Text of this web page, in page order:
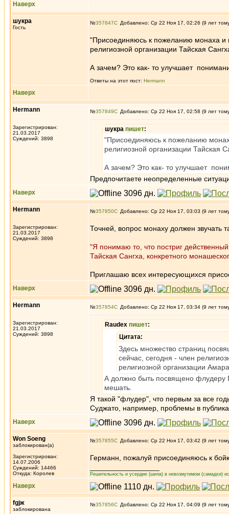
Наверх
шукра
Гость
№357847 Добавлено: Ср 22 Ноя 17, 02:26 (9 лет
"Присоединяюсь к пожеланию монаха и
религиозной организации Тайская
А зачем? Это как- то улучшает
Ответы на этот пост: Hermann
Наверх
Hermann
Зарегистрирован:
21.03.2017
Суждений: 3898
№357849 Добавлено: Ср 22 Ноя 17, 02:58 (9 лет
шукра пишет:
"Присоединяюсь к пожеланию
религиозной организации Тайская
А зачем? Это как- то улучшает
Предпочитаете неопределенные
Наверх
Hermann
Зарегистрирован:
21.03.2017
Суждений: 3898
№357850 Добавлено: Ср 22 Ноя 17, 03:03 (9 лет
Точней, вопрос монаху должен звучать
"Я понимаю то, что постриг
Тайская Сангха, конкретного
Приглашаю всех интересующихся
Наверх
Hermann
Зарегистрирован:
21.03.2017
Суждений: 3898
№357854 Добавлено: Ср 22 Ноя 17, 03:34 (9 лет
Raudex пишет:
Цитата:
Здесь множество страниц
сейчас, сегодня - член
религиозной организации
А должно быть посвящено флудеру
мешать.
Я такой "флудер", что первым за все
Суджато, например, проблемы в
Наверх
Won Soeng
заблокирован(а)
Зарегистрирован:
14.07.2006
Суждений: 14466
Откуда: Королев
№357855 Добавлено: Ср 22 Ноя 17, 03:42 (9 лет
Германн, пожалуй присоединяюсь к
Решительность и усердие (шила) в невозмутимом (самадхи)
Наверх
fgjж
заблокирована
№357856 Добавлено: Ср 22 Ноя 17, 04:09 (9 лет